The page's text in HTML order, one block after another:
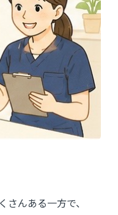
んある一方で、